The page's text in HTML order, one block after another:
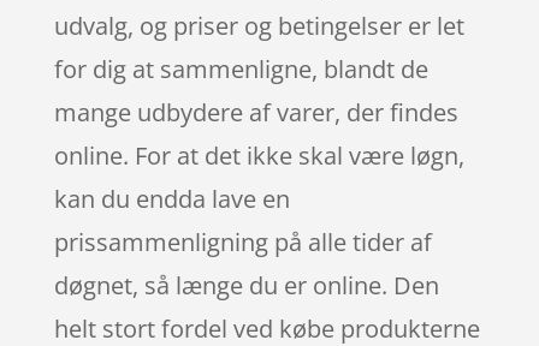
udvalg, og priser og betingelser er let
for dig at sammenligne, blandt de
mange udbydere af varer, der findes
online. For at det ikke skal være løgn,
kan du endda lave en
prissammenligning på alle tider af
døgnet, så længe du er online. Den
helt stort fordel ved købe produkterne